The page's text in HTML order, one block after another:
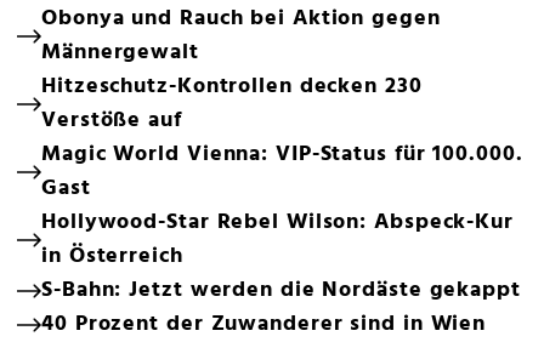
Obonya und Rauch bei Aktion gegen
Männergewalt
Hitzeschutz-Kontrollen decken 230
Verstöße auf
Magic World Vienna: VIP-Status für 100.000.
Gast
Hollywood-Star Rebel Wilson: Abspeck-Kur
in Österreich
S-Bahn: Jetzt werden die Nordäste gekappt
40 Prozent der Zuwanderer sind in Wien